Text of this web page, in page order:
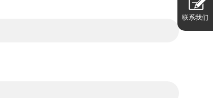
联系我们